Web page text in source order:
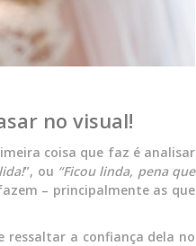
no visual!
coisa que faz é analisar
”, ou “Ficou linda, pena que
– principalmente as que
ressaltar a confiança dela no